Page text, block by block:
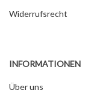
Widerrufsrecht
INFORMATIONEN
Über uns